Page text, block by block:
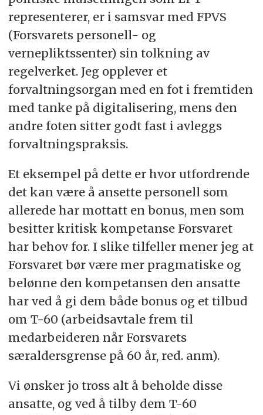
representerer, er i samsvar med FPVS
(Forsvarets personell- og
vernepliktssenter) sin tolkning av
regelverket. Jeg opplever et
forvaltningsorgan med en fot i fremtiden
med tanke på digitalisering, mens den
andre foten sitter godt fast i avleggs
forvaltningspraksis.
Et eksempel på dette er hvor utfordrende
det kan være å ansette personell som
allerede har mottatt en bonus, men som
besitter kritisk kompetanse Forsvaret
har behov for. I slike tilfeller mener jeg at
Forsvaret bør være mer pragmatiske og
belønne den kompetansen den ansatte
har ved å gi dem både bonus og et tilbud
om T-60 (arbeidsavtale frem til
medarbeideren når Forsvarets
særaldersgrense på 60 år, red. anm).
Vi ønsker jo tross alt å beholde disse
ansatte, og ved å tilby dem T-60